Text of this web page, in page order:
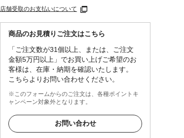
店舗受取のお支払いについて
商品のお見積りご注文はこちら
「ご注文数が31個以上、または、ご注文
金額5万円以上」でお買い上げご希望のお
客様は、在庫・納期を確認いたします。
こちらよりお問い合わせください。
※このフォームからのご注文は、各種ポイントキ
ャンペーン対象外となります。
お問い合わせ